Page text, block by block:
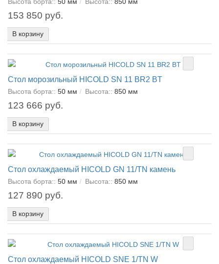
153 850 руб.
В корзину
Стол морозильный HICOLD SN 11 BR2 BT
Высота борта:: 50 мм Высота:: 850 мм
123 666 руб.
В корзину
Стол охлаждаемый HICOLD GN 11/TN камень
Высота борта:: 50 мм Высота:: 850 мм
127 890 руб.
В корзину
Стол охлаждаемый HICOLD SNE 1/TN W